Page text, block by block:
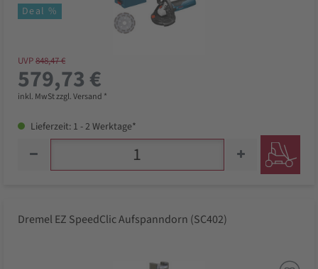
Deal %
UVP848,47 €
579,73 €
inkl. MwSt zzgl. Versand *
Lieferzeit: 1 - 2 Werktage*
Dremel EZ SpeedClic Aufspanndorn (SC402)